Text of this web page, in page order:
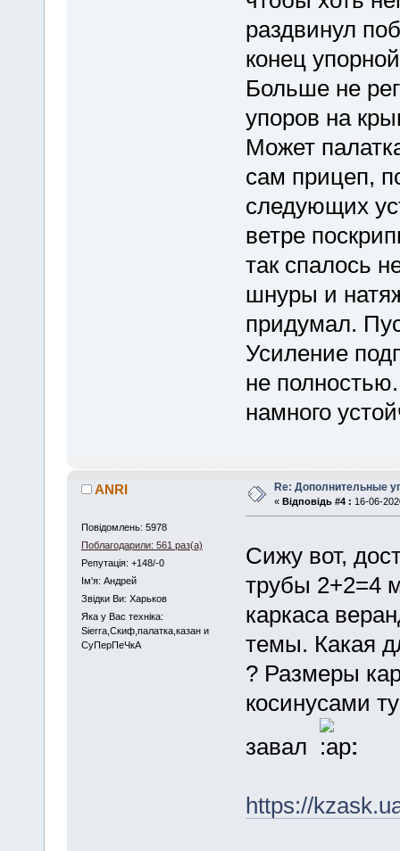
раздвинул
конец
Больше не
упоров на
Может
сам прицеп,
следующих
ветре
так спалось
шнуры и
придумал.
Усиление
не
намного
ANRI
Повідомлень: 5978
Поблагодарили: 561 раз(а)
Репутація: +148/-0
Iм'я: Андрей
Звідки Ви: Харьков
Яка у Вас техніка:
Sierra,Скиф,палатка,казан и
СуПерПеЧкА
Re: Дополнительные
« Відповідь #4 : 16-06-
Сижу вот,
трубы 2+2=4
каркаса
темы. Какая
? Размеры
косинусами
завал
:
https://